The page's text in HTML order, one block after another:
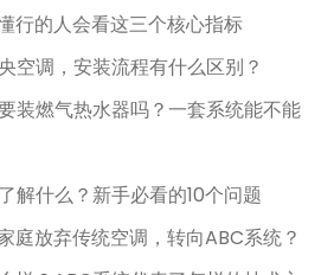
行的人会看这三个核心指标
空调，安装流程有什么区别？
装燃气热水器吗？一套系统能不能
解什么？新手必看的10个问题
庭放弃传统空调，转向ABC系统？